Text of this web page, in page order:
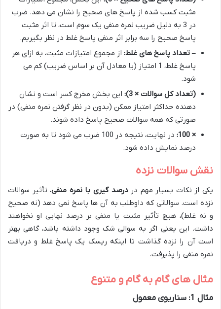
مثبت کسب شده از پاسخ های صحیح را نشان می دهد. ضرب
در 3 به دلیل ضریب نمره منفی یک سوم است، تا اثر مثبت
پاسخ صحیح را سه برابر اثر منفی پاسخ غلط در نظر بگیریم.
– تعداد پاسخ های غلط: از مجموع امتیازات مثبت، به ازای هر
پاسخ غلط، 1 امتیاز (یا معادل آن بر اساس ضریب) کم می
شود.
(تعداد کل سوالات × 3):
این بخش مخرج کسر است و نشان
دهنده حداکثر امتیاز ممکن (بدون در نظر گرفتن نمره منفی) در
صورتی که همه سوالات صحیح پاسخ داده شوند.
× 100:
در نهایت، نتیجه در 100 ضرب می شود تا به صورت
درصد نمایش داده شود.
نقش سوالات نزده
یکی از نکات بسیار مهم دردرصد گیری با نمره منفی، تأثیر سوالات
نزده است. سوالاتی که داوطلب به آن ها پاسخ نمی دهد (نه صحیح
و نه غلط)، هیچ تأثیر مثبت یا منفی بر درصد نهایی او نخواهند
داشت. این یعنی اگر به سوالی شک وجود داشته باشد، گاهی بهتر
است آن را نزده گذاشت تا اینکه ریسک یک پاسخ غلط و دریافت
نمره منفی را پذیرفت.
مثال های گام به گام و متنوع
مثال 1: سناریوی معمول